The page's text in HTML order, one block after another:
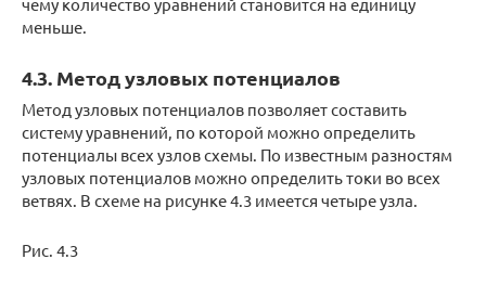
меньше.
4.3. Метод узловых потенциалов
Метод узловых потенциалов позволяет составить
систему уравнений, по которой можно определить
потенциалы всех узлов схемы. По известным разностям
узловых потенциалов можно определить токи во всех
ветвях. В схеме на рисунке 4.3 имеется четыре узла.
Рис. 4.3